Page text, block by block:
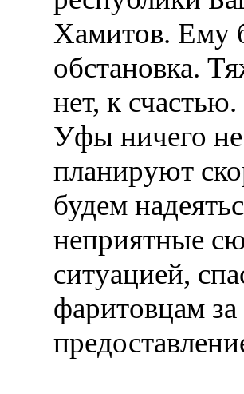
Хамитов. Ему
обстановка.
нет, к
Уфы ничего не
планируют
будем
неприятные
ситуацией,
фаритовцам